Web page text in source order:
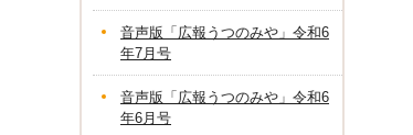
音声版「広報うつのみや」令和6
年7月号
音声版「広報うつのみや」令和6
年6月号